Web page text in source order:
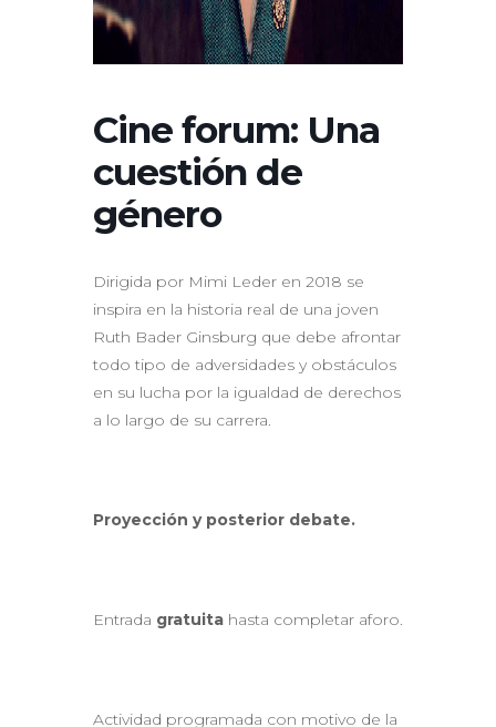
Cine forum: Una
cuestión de
género
Dirigida por Mimi Leder en 2018 se
inspira en la historia real de una joven
Ruth Bader Ginsburg que debe afrontar
todo tipo de adversidades y obstáculos
en su lucha por la igualdad de derechos
a lo largo de su carrera.
Proyección y posterior debate.
Entrada gratuita hasta completar aforo.
Actividad programada con motivo de la